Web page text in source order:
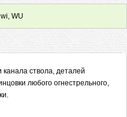
WU
ствола, деталей
любого огнестрельного,